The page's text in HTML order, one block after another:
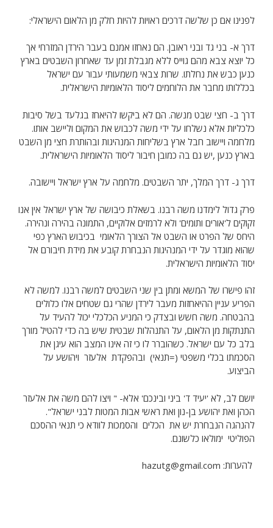
לפנינו אם כן שלשה דרכים ראויות להיות חלק מן הלאום הישראלי:
דרך א- בני גד ובני ראובן. הם נאחזו אמנם בעבר הירדן המזרחי אך
כל יוצא צבא מהם גוייס ללא מגבלת זמן עד שאחרון השבטים בארץ
כנען כבש את נחלתו. שרות צבאי משמעותי עבור עם ישראל
בכללותו מחבר את הלוחמים ליסוד הלאומיות הישראלית.
דרך ב- חצי שבט מנשה. הם לא ביקשו להיאחז בגלעד בשל סיבות
כלכליות אלא נשלחו על ידי משה לכבוש את המקום וליישב אותו.
מלחמה ויישוב חבל ארץ בשליחות המנהיגות ובהותרת חצי מן השבט
בארץ כנען ,יש גם בה כמובן חיבור ליסוד הלאומיות הישראלית.
דרך ג- דרך המלך, יתר השבטים. מלחמה על ארץ ישראל ויישובה.
פרק גדול לימדנו משה רבנו. בשאלת כיבושה של ארץ ישראל אין אנו
זקוקים ל'אורים ותומים' ולא לרמזים אלוקיים, התמונה בהירה ונהירה.
היחס של הפרט או השבט אל הצורך הלאומי בכיבוש הארץ כפי
שהוא מוגדר על ידי המנהיגות הנבחרת קובע את מידת חיבורם אל
יסוד הלאומיות הישראלית.
זהו פישרו של המשא ומתן בין שני השבטים למשה רבנו. למשה לא
הפריע עניין ההיאחזות מעבר לירדן שהרי גם שטחים אלו כלולים
בהבטחה. משה חשש ובצדק כי המניע הכלכלי יכול להעיד על
התנתקות מן הלאום, על התנהלות שבטית שיש בה כדי להטיל מורך
בלב כל עם ישראל. כשהוברר לו כי זה אינו המצב הוא עיגן את
הסכמתו בכלי משפטי (=תנאי) ובהפקדת אלעזר ויהושע על
הביצוע.
יושם לב, לא 'יעיד ד' ביני ובינכם' אלא- " ויצו להם משה את אלעזר
הכהן ואת יהושע בן-נון ואת ראשי אבות המטות לבני ישראל".
להנהגה הנבחרת יש את הכלים והסמכות לוודא כי תנאי ההסכם
הפוליטי ימולאו כלשונם.
להערות: hazutg@gmail.com